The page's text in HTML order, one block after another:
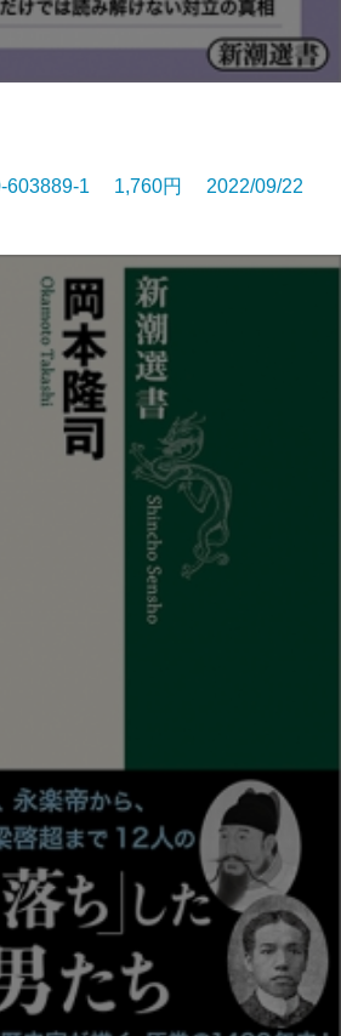
603889-1 1,760円 2022/09/22